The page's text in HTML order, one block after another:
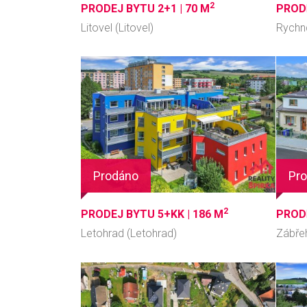
PRODEJ BYTU 2+1 | 70 M2
Litovel (Litovel)
Prodáno
PRODEJ BYTU 5+KK | 186 M 2
Letohrad (Letohrad)